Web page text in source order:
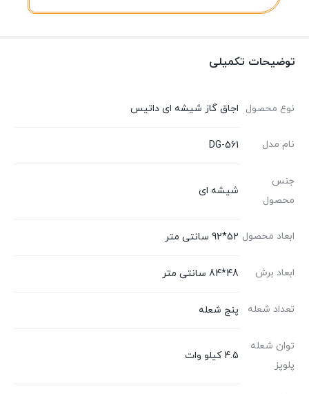
توضیحات تکمیلی
نوع محصول اجاق گاز شیشه ای داتیس
نام مدل DG-561
جنس
محصول
شیشه ای
ابعاد محصول 52*92 سانتی متر
ابعاد برش 48*84 سانتی متر
تعداد شعله پنج شعله
توان شعله
پلوپز
4.5 کیلو وات